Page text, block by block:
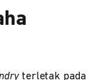
terletak pada